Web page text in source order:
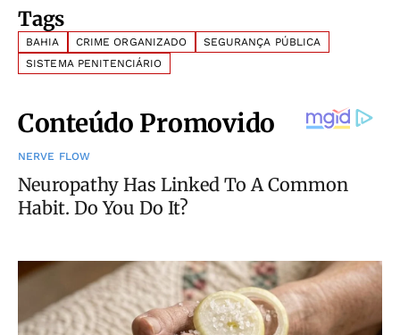
Tags
BAHIA CRIME ORGANIZADO
SEGURANÇA PÚBLICA
SISTEMA PENITENCIÁRIO